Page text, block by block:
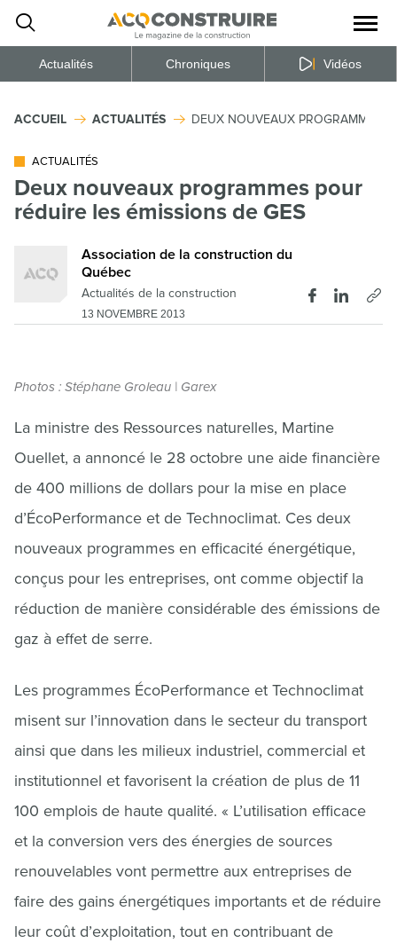
la
du
Actualités Chroniques Vidéos
ACCUEIL ACTUALITÉS DEUX NOUVEAUX PROGRAMMES
ACTUALITÉS
Deux nouveaux programmes pour
réduire les émissions de GES
Association de la construction du
Québec
Actualités de la construction
13 NOVEMBRE 2013
Photos : Stéphane Groleau | Garex
La ministre des Ressources naturelles, Martine
Ouellet, a annoncé le 28 octobre une aide financière
de 400 millions de dollars pour la mise en place
d’ÉcoPerformance et de Technoclimat. Ces deux
nouveaux programmes en efficacité énergétique,
conçus pour les entreprises, ont comme objectif la
réduction de manière considérable des émissions de
gaz à effet de serre.
Les programmes ÉcoPerformance et Technoclimat
misent sur l’innovation dans le secteur du transport
ainsi que dans les milieux industriel, commercial et
institutionnel et favorisent la création de plus de 11
100 emplois de haute qualité. « L’utilisation efficace
et la conversion vers des énergies de sources
renouvelables vont permettre aux entreprises de
faire des gains énergétiques importants et de réduire
leur coût d’exploitation, tout en contribuant de